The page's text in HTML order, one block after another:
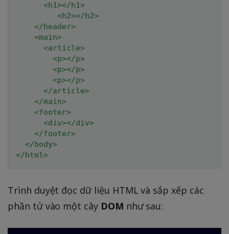
<h1></ h1>
<h2></ h2>
</ header>
<main>
<article>
<p></p>
<p></p>
<p></p>
</article>
</main>
<footer>
<div></div>
</footer>
</body>
</ html>
Trình duyệt đọc dữ liệu HTML và sắp xếp các
phần tử vào một cây DOM như sau: